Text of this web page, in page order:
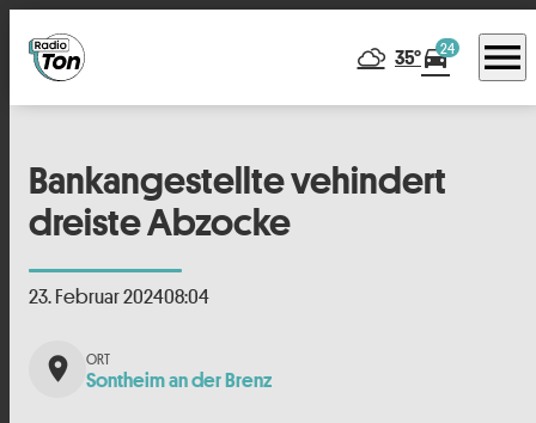
35°directions_car24 menu
Bankangestellte vehindert
dreiste Abzocke
23. Februar 202408:04
place Sontheim an der Brenz